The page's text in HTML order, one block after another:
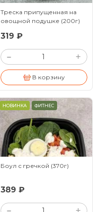
Треска припущенная на
овощной подушке (200г)
319 ₽
– +
В корзину
НОВИНКА ФИТНЕС
Боул с гречкой (370г)
389 ₽
–